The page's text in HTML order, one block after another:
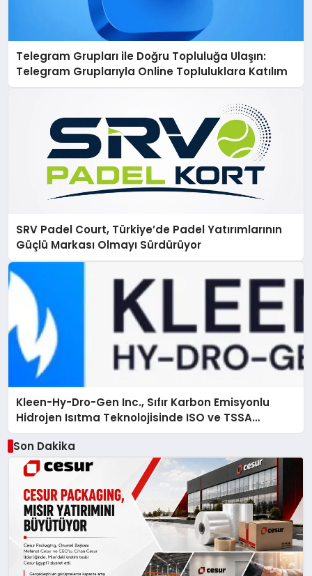
Telegram Grupları ile Doğru Topluluğa Ulaşın:
Telegram Gruplarıyla Online Topluluklara Katılım
SRV Padel Court, Türkiye’de Padel Yatırımlarının
Güçlü Markası Olmayı Sürdürüyor
Kleen-Hy-Dro-Gen Inc., Sıfır Karbon Emisyonlu
Hidrojen Isıtma Teknolojisinde ISO ve TSSA
Düzenleyici Onaylarını Aldı
Son Dakika